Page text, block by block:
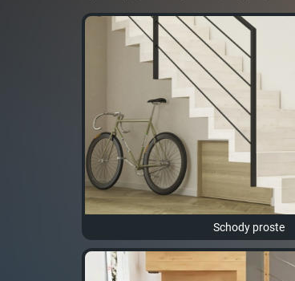
Schody proste